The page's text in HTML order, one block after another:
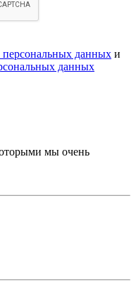
персональных данных и
данных
мы очень